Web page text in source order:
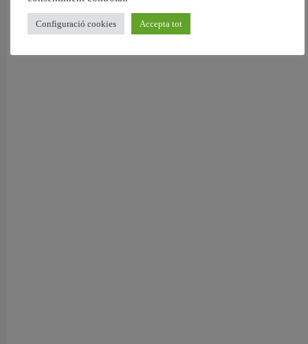
Configuració cookies Accepta tot